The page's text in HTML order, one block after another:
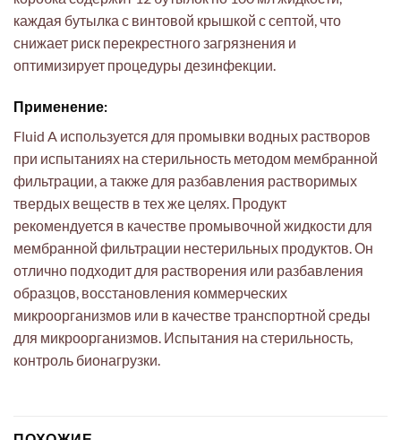
каждая бутылка с винтовой крышкой с септой, что
снижает риск перекрестного загрязнения и
оптимизирует процедуры дезинфекции.
Применение:
Fluid A используется для промывки водных растворов
при испытаниях на стерильность методом мембранной
фильтрации, а также для разбавления растворимых
твердых веществ в тех же целях. Продукт
рекомендуется в качестве промывочной жидкости для
мембранной фильтрации нестерильных продуктов. Он
отлично подходит для растворения или разбавления
образцов, восстановления коммерческих
микроорганизмов или в качестве транспортной среды
для микроорганизмов. Испытания на стерильность,
контроль бионагрузки.